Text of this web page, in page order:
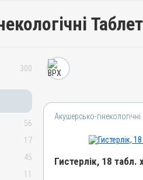
300
56
17
45
11
Акушерсько-гінекологічні
Гистерлік, 18 табл.